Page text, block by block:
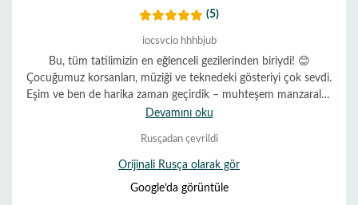
(5)
iocsvcio hhhbjub
Bu, tüm tatilimizin en eğlenceli gezilerinden biriydi! 😊
Çocuğumuz korsanları, müziği ve teknedeki gösteriyi çok sevdi.
Eşim ve ben de harika zaman geçirdik – muhteşem manzaralar,
denizde yüzme ve gerçekten harika bir atmosfer. Ekip,
sıkıcı bir an olmadı. Çocuklu aileler için kesinlikle tavsiye ederiz.
Hızlı yanıtları ve rezervasyon süreci için acenteye ve
Devamını oku
Rusçadan çevrildi
Orijinali Rusça olarak gör
Google’da görüntüle